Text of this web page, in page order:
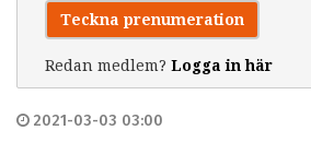
Teckna prenumeration
Redan medlem? Logga in här
2021-03-03 03:00